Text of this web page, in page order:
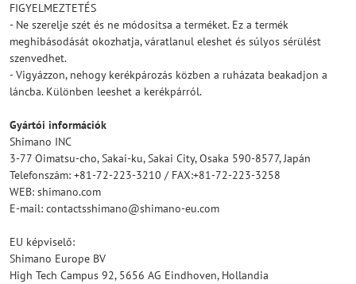
FIGYELMEZTETÉS
- Ne szerelje szét és ne módosítsa a terméket. Ez a termék
meghibásodását okozhatja, váratlanul eleshet és súlyos sérülést
szenvedhet.
- Vigyázzon, nehogy kerékpározás közben a ruházata beakadjon a
láncba. Különben leeshet a kerékpárról.
Gyártói információk
Shimano INC
3-77 Oimatsu-cho, Sakai-ku, Sakai City, Osaka 590-8577, Japán
Telefonszám: +81-72-223-3210 / FAX:+81-72-223-3258
WEB: shimano.com
E-mail: contactsshimano@shimano-eu.com
EU képviselő:
Shimano Europe BV
High Tech Campus 92, 5656 AG Eindhoven, Hollandia